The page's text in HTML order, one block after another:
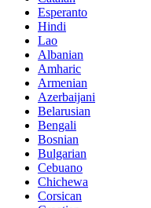
Esperanto
Hindi
Lao
Albanian
Amharic
Armenian
Azerbaijani
Belarusian
Bengali
Bosnian
Bulgarian
Cebuano
Chichewa
Corsican